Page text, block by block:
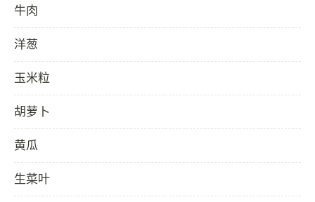
牛肉
洋葱
玉米粒
胡萝卜
黄瓜
生菜叶